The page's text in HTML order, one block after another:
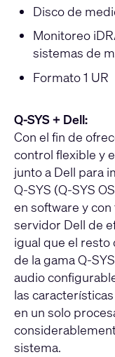
Disco de
Monitoreo
sistemas de
Formato 1 UR
Q-SYS + Dell:
Con el fin de
control flexible y
junto a Dell para
Q-SYS (Q-SYS
en software y
servidor Dell de
igual que el
de la gama Q-
audio
las
en un solo
sistema.